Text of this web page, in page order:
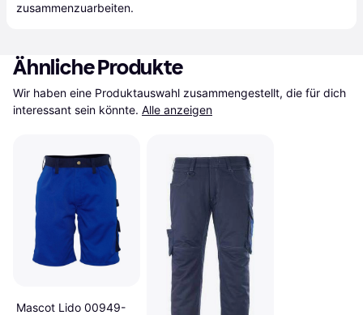
zusammenzuarbeiten.
Ähnliche Produkte
Wir haben eine Produktauswahl zusammengestellt, die für dich
interessant sein könnte. Alle anzeigen
Mascot Lido 00949-